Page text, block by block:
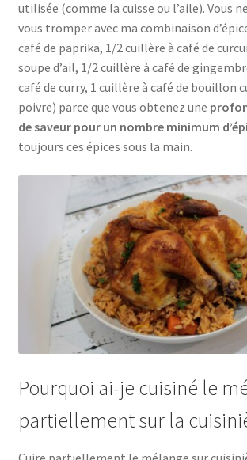
utilisée (comme la cuisse ou l’aile). Vous
vous tromper avec ma combinaison
café de paprika, 1/2 cuillère à café de
soupe d’ail, 1/2 cuillère à café de
café de curry, 1 cuillère à café de bouillon
poivre) parce que vous obtenez une
de saveur pour un nombre minimum
toujours ces épices sous la main.
Pourquoi ai-je cuisiné le
partiellement sur la